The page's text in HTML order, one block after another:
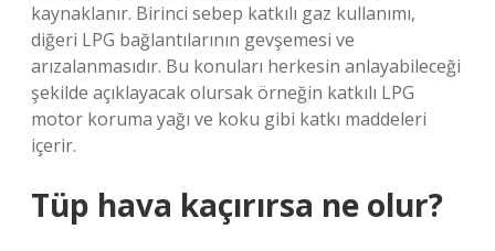
kaynaklanır. Birinci sebep katkılı gaz kullanımı,
diğeri LPG bağlantılarının gevşemesi ve
arızalanmasıdır. Bu konuları herkesin anlayabileceği
şekilde açıklayacak olursak örneğin katkılı LPG
motor koruma yağı ve koku gibi katkı maddeleri
içerir.
Tüp hava kaçırırsa ne olur?